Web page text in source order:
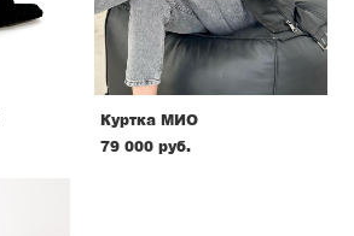
Куртка МИО
79 000 pуб.